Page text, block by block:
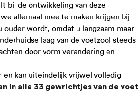
bij de ontwikkeling van deze
allemaal mee te maken krijgen bij
wordt, omdat u langzaam maar
laag van de voetzool steeds
door vorm verandering en
en kan uiteindelijk vrijwel volledig
in alle 33 gewrichtjes van de voet